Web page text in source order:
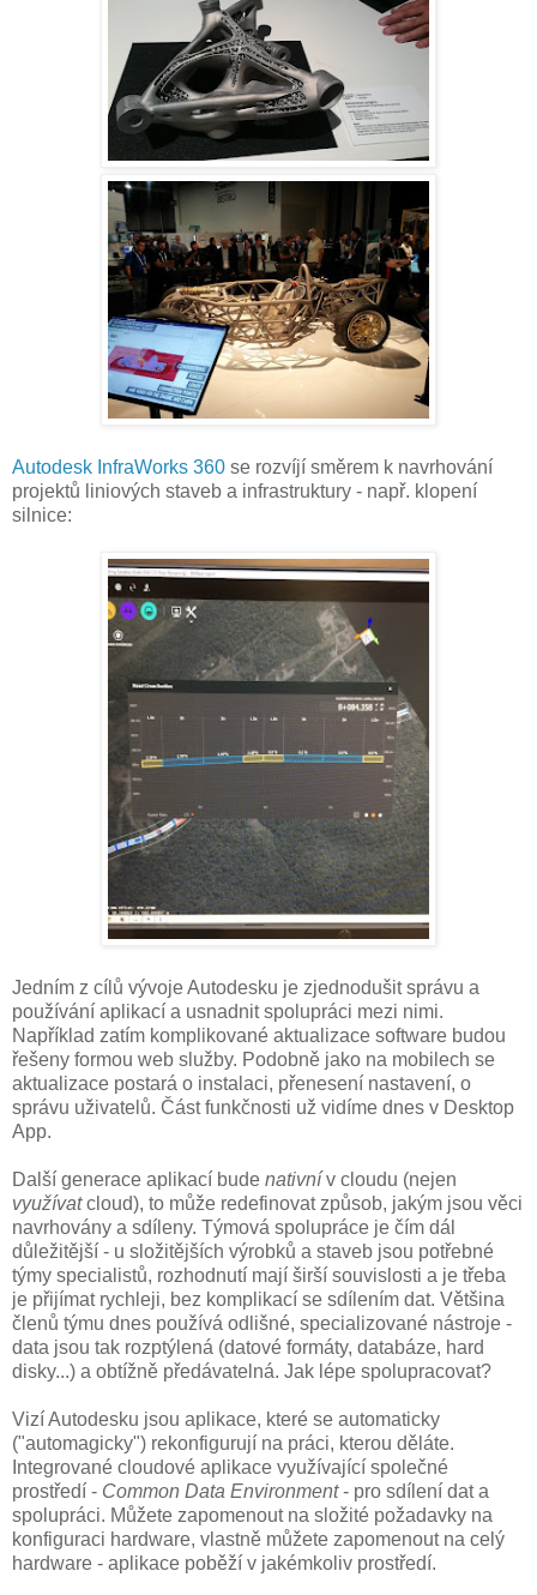
Autodesk InfraWorks 360 se rozvíjí směrem k navrhování
projektů liniových staveb a infrastruktury - např. klopení
silnice:
Jedním z cílů vývoje Autodesku je zjednodušit správu a
používání aplikací a usnadnit spolupráci mezi nimi.
Například zatím komplikované aktualizace software budou
řešeny formou web služby. Podobně jako na mobilech se
aktualizace postará o instalaci, přenesení nastavení, o
správu uživatelů. Část funkčnosti už vidíme dnes v Desktop
App.
Další generace aplikací bude nativnív cloudu (nejen
využívatcloud), to může redefinovat způsob, jakým jsou věci
navrhovány a sdíleny. Týmová spolupráce je čím dál
důležitější - u složitějších výrobků a staveb jsou potřebné
týmy specialistů, rozhodnutí mají širší souvislosti a je třeba
je přijímat rychleji, bez komplikací se sdílením dat. Většina
členů týmu dnes používá odlišné, specializované nástroje -
data jsou tak rozptýlená (datové formáty, databáze, hard
disky...) a obtížně předávatelná. Jak lépe spolupracovat?
Vizí Autodesku jsou aplikace, které se automaticky
("automagicky") rekonfigurují na práci, kterou děláte.
Integrované cloudové aplikace využívající společné
prostředí - Common Data Environment- pro sdílení dat a
spolupráci. Můžete zapomenout na složité požadavky na
konfiguraci hardware, vlastně můžete zapomenout na celý
hardware - aplikace poběží v jakémkoliv prostředí.